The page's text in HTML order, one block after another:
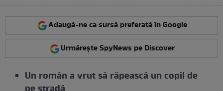
Adaugă-ne ca sursă preferată în Google
Urmărește SpyNews pe Discover
Un român a vrut să răpească un copil de